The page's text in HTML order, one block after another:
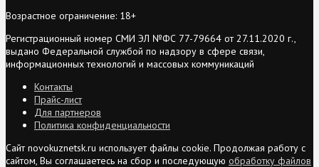
Возрастное ограничение: 18+
Регистрационный номер СМИ ЭЛ №ФС 77-79664 от 27.11.2020 г.,
выдано Федеральной службой по надзору в сфере связи,
информационных технологий и массовых коммуникаций
Контакты
Прайс-лист
Для партнеров
Политика конфиденциальности
Сайт novokuznetsk.ru использует файлы cookie. Продолжая работу с
сайтом, Вы соглашаетесь на сбор и последующую обработку файлов